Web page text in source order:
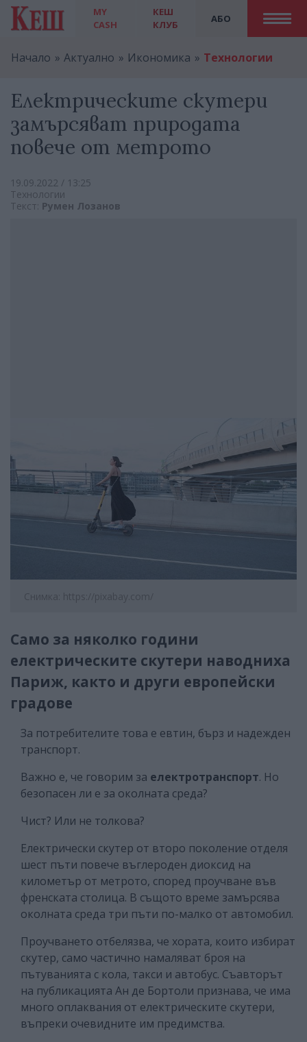
MY
CASH
АБО
КЕШ
КЛУБ
Начало Актуално Икономика Технологии
Електрическите скутери
замърсяват природата
повече от метрото
19.09.2022 / 13:25
Технологии
Текст: Румен Лозанов
Снимка: https://pixabay.com/
Само за няколко години
електрическите скутери наводниха
Париж, както и други европейски
градове
За потребителите това е евтин, бърз и надежден
транспорт.
Важно е, че говорим за електротранспорт. Но
безопасен ли е за околната среда?
Чист? Или не толкова?
Електрически скутер от второ поколение отделя
шест пъти повече въглероден диоксид на
километър от метрото, според проучване във
френската столица. В същото време замърсява
околната среда три пъти по-малко от автомобил.
Проучването отбелязва, че хората, които избират
скутер, само частично намаляват броя на
пътуванията с кола, такси и автобус. Съавторът
на публикацията Ан де Бортоли признава, че има
много оплаквания от електрическите скутери,
въпреки очевидните им предимства.